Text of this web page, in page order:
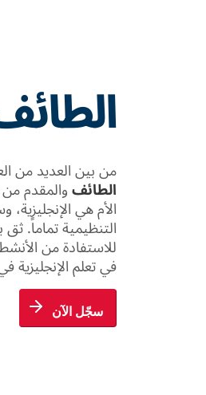
من بين العديد من
الطائفوالمقدم من
الأم هي
التنظيمية تماماً.
للاستفادة من
في تعلم الإنجليزية
سجّل الآن